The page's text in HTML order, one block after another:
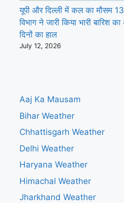
यूपी और दिल्ली में कल का मौसम
विभाग ने जारी किया भारी बारिश
दिनों का हाल
July 12, 2026
Aaj Ka Mausam
Bihar Weather
Chhattisgarh Weather
Delhi Weather
Haryana Weather
Himachal Weather
Jharkhand Weather